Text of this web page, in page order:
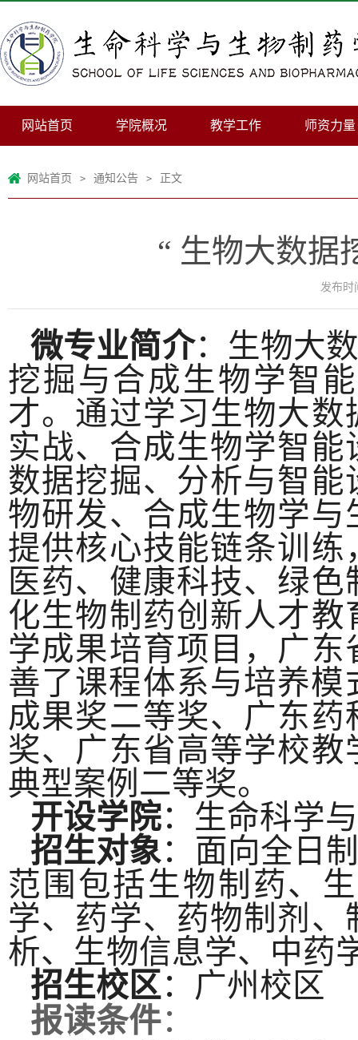
网站首页 学院概况 教学工作 师资力量
网站首页 > 通知公告 > 正文
“ 生物大数据
发布时
微专业简介：生物大
挖掘与合成生物学智
才。通过学习生物大
实战、合成生物学智
数据挖掘、分析与智
物研发、合成生物学
提供核心技能链条训
医药、健康科技、绿
化生物制药创新人才
学成果培育项目，广
善了课程体系与培养模
成果奖二等奖、广东
奖、广东省高等学校
典型案例二等奖。
开设学院：生命科学
招生对象：面向全日
范围包括生物制药、
学、药学、药物制剂
析、生物信息学、中药
招生校区：广州校区
报读条件：